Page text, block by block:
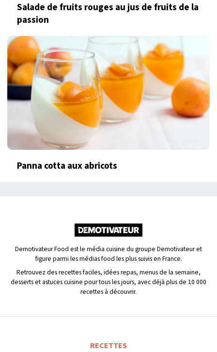
Salade de fruits rouges au jus de fruits de la
passion
Panna cotta aux abricots
Demotivateur Food est le média cuisine du groupe Demotivateur et
figure parmi les médias food les plus suivis en France.
Retrouvez des recettes faciles, idées repas, menus de la semaine,
desserts et astuces cuisine pour tous les jours, avec déjà plus de 10 000
recettes à découvrir.
RECETTES